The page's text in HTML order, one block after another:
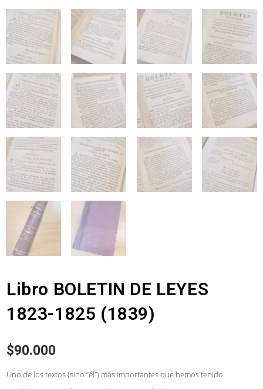
Libro BOLETIN DE LEYES
1823-1825 (1839)
$90.000
Uno de los textos (sino “él”) más importantes que hemos tenido.